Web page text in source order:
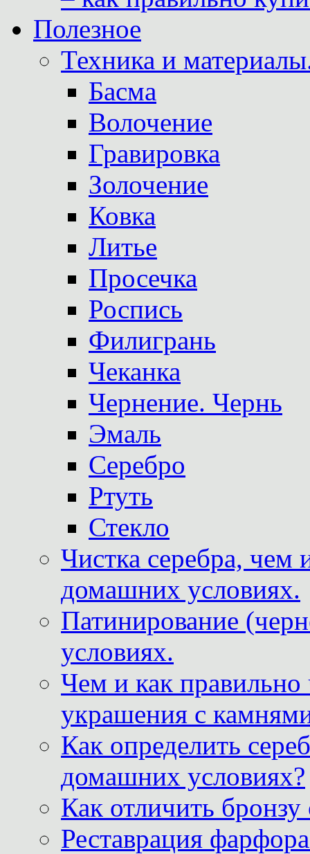
Полезное
Техника и
Басма
Волочение
Гравировка
Золочение
Ковка
Литье
Просечка
Роспись
Филигрань
Чеканка
Чернение. Чернь
Эмаль
Серебро
Ртуть
Стекло
Чистка серебра, чем
домашних условиях.
Патинирование
условиях.
Чем и как
украшения с
Как определить
домашних условиях?
Как отличить
Реставрация